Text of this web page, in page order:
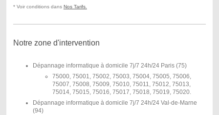
* Voir conditions dans Nos Tarifs.
Notre zone d'intervention
Dépannage informatique à domicile 7j/7 24h/24 Paris (75)
75000, 75001, 75002, 75003, 75004, 75005, 75006,
75007, 75008, 75009, 75010, 75011, 75012, 75013,
75014, 75015, 75016, 75017, 75018, 75019, 75020.
Dépannage informatique à domicile 7j/7 24h/24 Val-de-Marne
(94)